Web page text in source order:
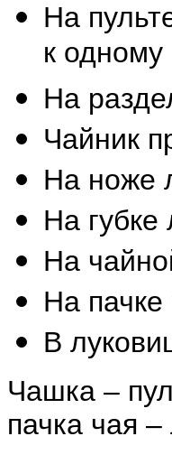
На
к
На
Чайник
На ноже
На
На
На
В
Чашка –
пачка чая